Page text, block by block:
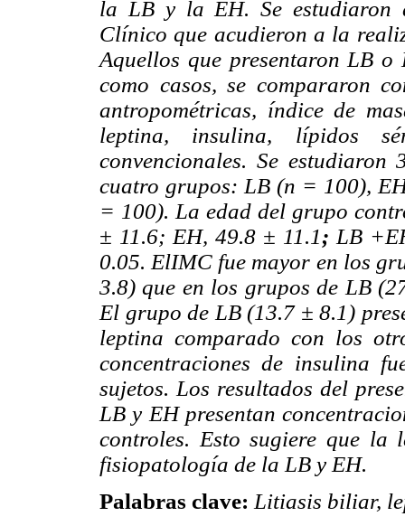
la LB y la EH. Se estudiaron
Clínico que acudieron a la
Aquellos que presentaron LB
como casos, se compararon
antropométricas, índice de
leptina, insulina, lípidos
convencionales. Se
cuatro grupos: LB (n = 100),
= 100). La edad del grupo
± 11.6; EH, 49.8 ± 11.1; LB
0.05. ElIMC fue mayor en los
3.8) que en los grupos de LB
El grupo de LB (13.7 ± 8.1)
leptina comparado con los
concentraciones de insulina
sujetos. Los resultados del
LB y EH presentan
controles. Esto sugiere que
fisiopatología de la LB y EH.
Palabras clave:Litiasis biliar,